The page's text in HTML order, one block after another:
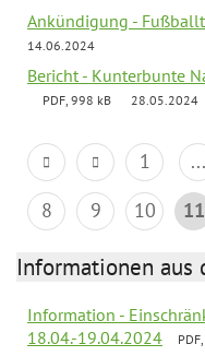
Ankündigung -
14.06.2024
Bericht - Kunterbunte
PDF, 998 kB 28.05.2024
1 ...
8
9 10 11
Informationen aus
Information -
18.04.-19.04.2024